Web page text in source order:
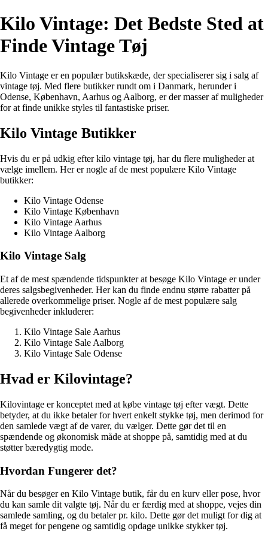
Kilo Vintage: Det Bedste Sted at
Finde Vintage Tøj
Kilo Vintage er en populær butikskæde, der specialiserer sig i salg af
vintage tøj. Med flere butikker rundt om i Danmark, herunder i
Odense, København, Aarhus og Aalborg, er der masser af muligheder
for at finde unikke styles til fantastiske priser.
Kilo Vintage Butikker
Hvis du er på udkig efter kilo vintage tøj, har du flere muligheder at
vælge imellem. Her er nogle af de mest populære Kilo Vintage
butikker:
Kilo Vintage Odense
Kilo Vintage København
Kilo Vintage Aarhus
Kilo Vintage Aalborg
Kilo Vintage Salg
Et af de mest spændende tidspunkter at besøge Kilo Vintage er under
deres salgsbegivenheder. Her kan du finde endnu større rabatter på
allerede overkommelige priser. Nogle af de mest populære salg
begivenheder inkluderer:
Kilo Vintage Sale Aarhus
Kilo Vintage Sale Aalborg
Kilo Vintage Sale Odense
Hvad er Kilovintage?
Kilovintage er konceptet med at købe vintage tøj efter vægt. Dette
betyder, at du ikke betaler for hvert enkelt stykke tøj, men derimod for
den samlede vægt af de varer, du vælger. Dette gør det til en
spændende og økonomisk måde at shoppe på, samtidig med at du
støtter bæredygtig mode.
Hvordan Fungerer det?
Når du besøger en Kilo Vintage butik, får du en kurv eller pose, hvor
du kan samle dit valgte tøj. Når du er færdig med at shoppe, vejes din
samlede samling, og du betaler pr. kilo. Dette gør det muligt for dig at
få meget for pengene og samtidig opdage unikke stykker tøj.